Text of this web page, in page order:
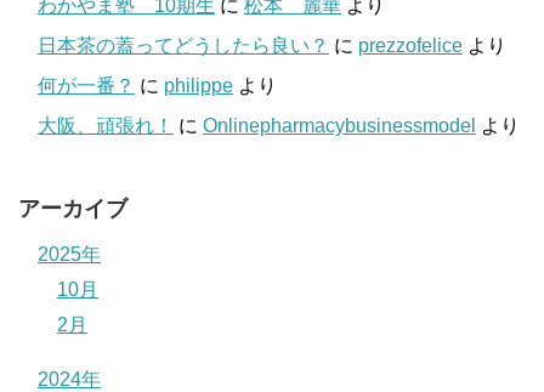
わかやま塾 10期生 に 松本 麗華 より
日本茶の蓋ってどうしたら良い？ に prezzofelice より
何が一番？ に philippe より
大阪、頑張れ！
に Onlinepharmacybusinessmodel より
アーカイブ
2025年
10月
2月
2024年